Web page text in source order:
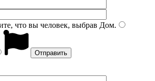
что вы человек, выбрав Дом.